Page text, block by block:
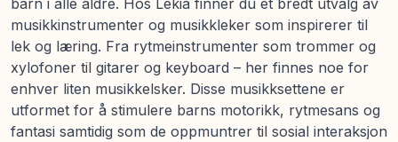
musikkinstrumenter og musikkleker som inspirerer til
lek og læring. Fra rytmeinstrumenter som trommer og
xylofoner til gitarer og keyboard – her finnes noe for
enhver liten musikkelsker. Disse musikksettene er
utformet for å stimulere barns motorikk, rytmesans og
fantasi samtidig som de oppmuntrer til sosial interaksjon